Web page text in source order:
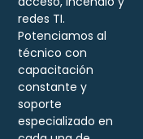
redes TI.
Potenciamos al
técnico con
capacitación
constante y
soporte
especializado en